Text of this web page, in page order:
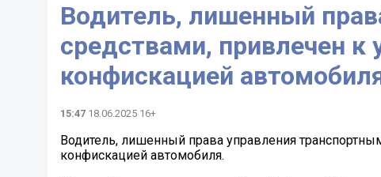
Водитель, лишенный
средствами, привлечен к
конфискацией
15:47 18.06.2025 16+
Водитель, лишенный права управления
конфискацией автомобиля.